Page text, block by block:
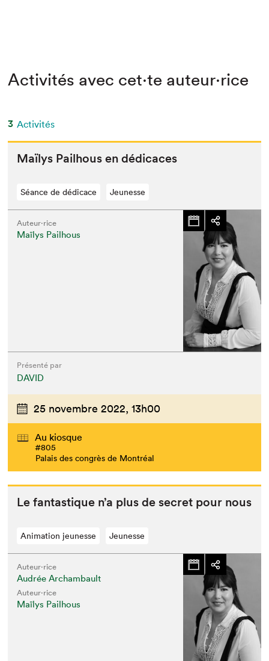
Activités avec cet·te auteur·rice
3 Activités
Maïlys Pail­hous en dédicaces
Séance de dédicace Jeunesse
Auteur·rice
Maïlys Pailhous
Présenté par
DAVID
25 novembre 2022, 13h00
Au kiosque
#805
Palais des congrès de Montréal
Le fan­tas­tique n’a plus de secret pour nous
Animation jeunesse Jeunesse
Auteur·rice
Audrée Archambault
Auteur·rice
Maïlys Pailhous